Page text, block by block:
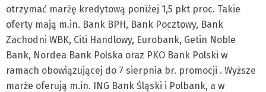
otrzymać marżę kredytową poniżej 1,5 pkt proc. Takie
oferty mają m.in. Bank BPH, Bank Pocztowy, Bank
Zachodni WBK, Citi Handlowy, Eurobank, Getin Noble
Bank, Nordea Bank Polska oraz PKO Bank Polski w
ramach obowiązującej do 7 sierpnia br. promocji . Wyższe
marże oferują m.in. ING Bank Śląski i Polbank, a w